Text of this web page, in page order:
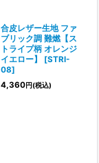
合皮レザー生地 ファ
ブリック調 難燃【ス
トライプ柄 オレンジ
イエロー】
[STRI-
08]
4,360円(税込)